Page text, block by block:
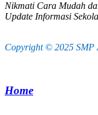
Nikmati Cara Mudah
Update Informasi
Copyright © 2025
Home